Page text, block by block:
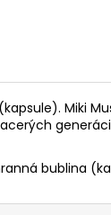
Miki
bublina